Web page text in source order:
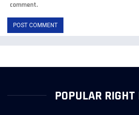
comment.
POPULAR